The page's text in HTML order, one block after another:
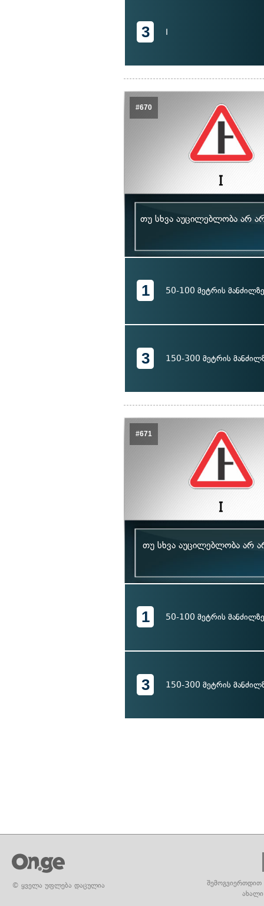
3 I
#670
თუ სხვა აუცილებლობა არ
1 50-100 მეტრის მანძილზე
3 150-300 მეტრის
#671
თუ სხვა აუცილებლობა არ
1 50-100 მეტრის მანძილზე
3 150-300 მეტრის
© ყველა უფლება დაცულია
შემოგვიერთდით
ახალი